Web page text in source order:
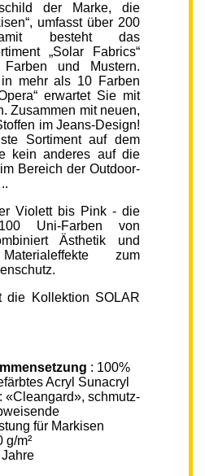
der Marke, die
umfasst über 200
besteht das
„Solar Fabrics“
und Mustern.
in mehr als 10 Farben
erwartet Sie mit
Zusammen mit neuen,
im Jeans-Design!
Sortiment auf dem
kein anderes auf die
Bereich der Outdoor-
Violett bis Pink - die
Uni-Farben von
Ästhetik und
zum
die Kollektion SOLAR
: 100%
Acryl Sunacryl
: «Cleangard», schmutz-
für Markisen
g/m²
Jahre